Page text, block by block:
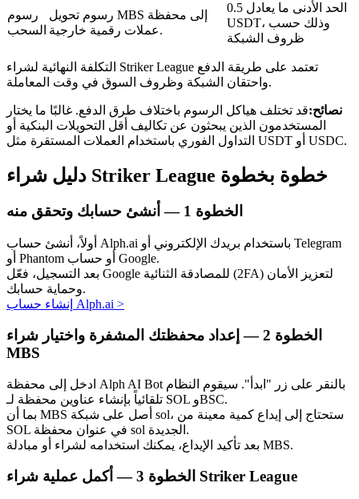
خدمة الاقتراض المدعومة بالعملات المشفرة
الاستثمار التلقائي
احصل على أرباح طويلة الأجل وفوائد مرنة
رسوم
السحب
رسوم تحويل MBS إلى محفظة
عملات رقمية خارجية.
الحد الأدنى ما يعادل 0.5
USDT، وذلك حسب
ظروف الشبكة
التكلفة النهائية لشراء Striker League تعتمد على طريقة الدفع
واحتقان الشبكة وظروف السوق في وقت المعاملة.
نصائح:قد تختلف هياكل الرسوم باختلاف طرق الدفع. غالبًا ما يختار
المستخدمون الذين يبحثون عن تكاليف أقل التحويلات البنكية أو
التداول الفوري باستخدام العملات المستقرة مثل USDT أو USDC.
دليل شراء Striker League خطوة بخطوة
الخطوة أنشئ حسابك وتحقق منه
أولاً، أنشئ حساب Alph.ai باستخدام بريدك الإلكتروني أو Telegram
أو Phantom أو حساب Google.
بعد التسجيل، فعّل Google للمصادقة الثنائية (2FA) لتعزيز الأمان
وحماية حسابك.
إنشاء حساب Alph.ai >
الخطوة
إعداد محفظتك المشفرة واختيار شراء
MBS
ادخل إلى محفظة Alph AI Bot بالنقر على زر "ابدأ". سيقوم النظام
تلقائياً بإنشاء عناوين محفظة لـ SOL وBSC.
بما أن MBS أصل على شبكة sol، ستحتاج إلى إيداع كمية معينة من
SOL في عنوان محفظة sol الجديدة.
بعد تأكيد الإيداع، يمكنك استخدامه لشراء أو مبادلة MBS.
الخطوة أكمل عملية شراء Striker League